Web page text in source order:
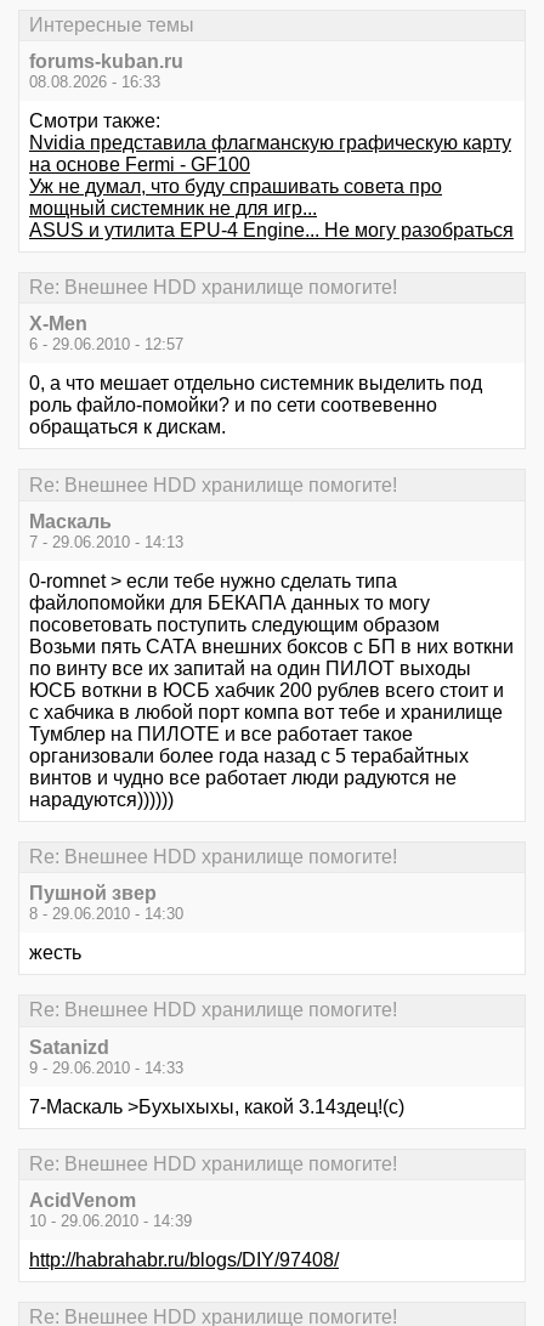
Интересные темы
forums-kuban.ru
08.08.2026 - 16:33
Смотри также:
Nvidia представила флагманскую графическую карту
на основе Fermi - GF100
Уж не думал, что буду спрашивать совета про
мощный системник не для игр...
ASUS и утилита EPU-4 Engine... Не могу разобраться
Re: Внешнее HDD хранилище помогите!
X-Men
6 - 29.06.2010 - 12:57
0, а что мешает отдельно системник выделить под
роль файло-помойки? и по сети соотвевенно
обращаться к дискам.
Re: Внешнее HDD хранилище помогите!
Маскаль
7 - 29.06.2010 - 14:13
0-romnet > если тебе нужно сделать типа
файлопомойки для БЕКАПА данных то могу
посоветовать поступить следующим образом
Возьми пять САТА внешних боксов с БП в них воткни
по винту все их запитай на один ПИЛОТ выходы
ЮСБ воткни в ЮСБ хабчик 200 рублев всего стоит и
с хабчика в любой порт компа вот тебе и хранилище
Тумблер на ПИЛОТЕ и все работает такое
организовали более года назад с 5 терабайтных
винтов и чудно все работает люди радуются не
нарадуются))))))
Re: Внешнее HDD хранилище помогите!
Пушной звер
8 - 29.06.2010 - 14:30
жесть
Re: Внешнее HDD хранилище помогите!
Satanizd
9 - 29.06.2010 - 14:33
7-Маскаль >Бухыхыхы, какой 3.14здец!(с)
Re: Внешнее HDD хранилище помогите!
AcidVenom
10 - 29.06.2010 - 14:39
http://habrahabr.ru/blogs/DIY/97408/
Re: Внешнее HDD хранилище помогите!